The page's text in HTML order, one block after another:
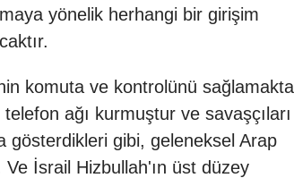
yönelik herhangi bir girişim
komuta ve kontrolünü sağlamakta
ağı kurmuştur ve savaşçıları
gösterdikleri gibi, geleneksel Arap
İsrail Hizbullah'ın üst düzey